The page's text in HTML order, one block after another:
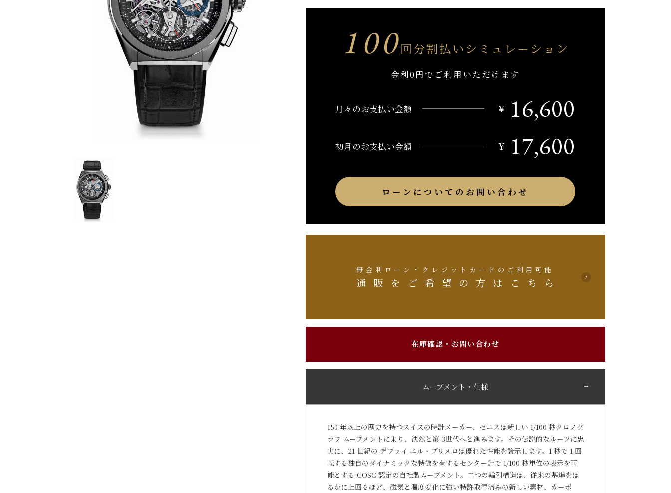
100回分割払い シミュレーション
金利0円でご利用いただけます
月々のお支払い金額 ￥ 16,600
初月のお支払い金額 ￥ 17,600
ローンについてのお問い合わせ
無金利ローン・クレジットカードのご利用可能
通販をご希望の方はこちら
在庫確認・お問い合わせ
ムーブメント・仕様
150 年以上の歴史を持つスイスの時計メーカー、ゼニスは新しい 1/100 秒クロノグ
ラフ ムーブメントにより、決然と第 3世代へと進みます。その伝説的なルーツに忠
実に、21 世紀の デファイ エル・プリメロは優れた性能を誇示します。1 秒で 1 回
転する独自のダイナミックな特徴を有するセンター針で 1/100 秒単位の表示を可
能とする COSC 認定の自社製ムーブメント。二つの輪列構造は、従来の基準をは
るかに上回るほど、磁気と温度変化に強い特許取得済みの新しい素材、カーボ